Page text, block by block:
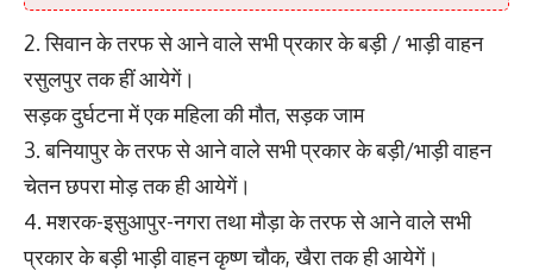
2. सिवान के तरफ से आने वाले सभी प्रकार के बड़ी / भाड़ी वाहन
रसुलपुर तक हीं आयेगें।
सड़क दुर्घटना में एक महिला की मौत, सड़क जाम
3. बनियापुर के तरफ से आने वाले सभी प्रकार के बड़ी/भाड़ी वाहन
चेतन छपरा मोड़ तक ही आयेगें।
4. मशरक-इसुआपुर-नगरा तथा मौड़ा के तरफ से आने वाले सभी
प्रकार के बड़ी भाड़ी वाहन कृष्ण चौक, खैरा तक ही आयेगें।